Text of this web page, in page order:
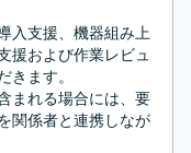
入支援、機器組み上
援および作業レビュ
ます。
まれる場合には、要
関係者と連携しなが